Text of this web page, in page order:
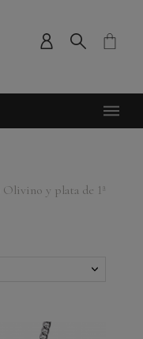
Olivino y plata de 1ª